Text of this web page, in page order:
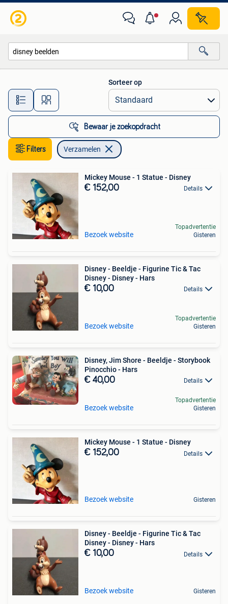
Alle afstanden…
Sorteer op
Bewaar je zoekopdracht
Filters Verzamelen
Mickey Mouse - 1 Statue - Disney
€ 152,00 Details
Bezoek website
Topadvertentie
Gisteren
Disney - Beeldje - Figurine Tic & Tac
Disney - Disney - Hars
€ 10,00 Details
Bezoek website
Topadvertentie
Gisteren
Disney, Jim Shore - Beeldje - Storybook
Pinocchio - Hars
€ 40,00 Details
Bezoek website
Topadvertentie
Gisteren
Mickey Mouse - 1 Statue - Disney
€ 152,00 Details
Bezoek website Gisteren
Disney - Beeldje - Figurine Tic & Tac
Disney - Disney - Hars
€ 10,00 Details
Bezoek website Gisteren